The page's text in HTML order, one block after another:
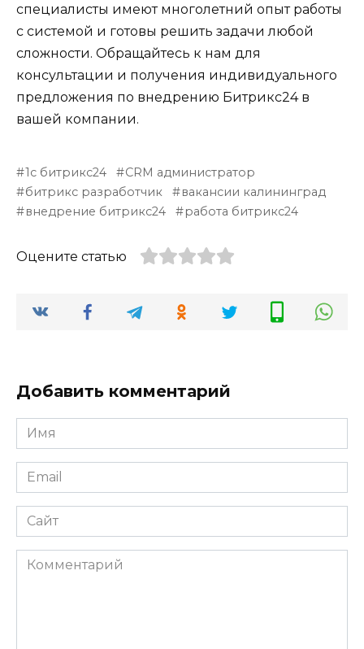
специалисты имеют многолетний опыт работы
с системой и готовы решить задачи любой
сложности. Обращайтесь к нам для
консультации и получения индивидуального
предложения по внедрению Битрикс24 в
вашей компании.
1с битрикс24
CRM администратор
битрикс разработчик
вакансии калининград
внедрение битрикс24
работа битрикс24
Оцените статью
Добавить комментарий
Имя
*
Email
*
Сайт
Комментарий